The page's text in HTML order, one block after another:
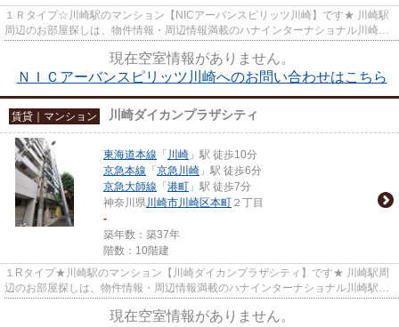
１Ｒタイプ☆川崎駅のマンション【NICアーバンスピリッツ川崎】です★ 川崎駅
周辺のお部屋探しは、物件情報・周辺情報満載のハナインターナショナル川崎駅
現在空室情報がありません。
ＮＩＣアーバンスピリッツ川崎へのお問い合わせはこちら
賃貸｜マンション 川崎ダイカンプラザシティ
東海道本線 「 川崎 」駅 徒歩10分
京急本線 「 京急川崎 」駅 徒歩6分
京急大師線 「 港町 」駅 徒歩7分
神奈川県川崎市川崎区本町 ２丁目
-
築年数：築37年
階数：10階建
１Rタイプ★川崎駅のマンション【川崎ダイカンプラザシティ】です★ 川崎駅周
辺のお部屋探しは、物件情報・周辺情報満載のハナインターナショナル川崎駅前
現在空室情報がありません。